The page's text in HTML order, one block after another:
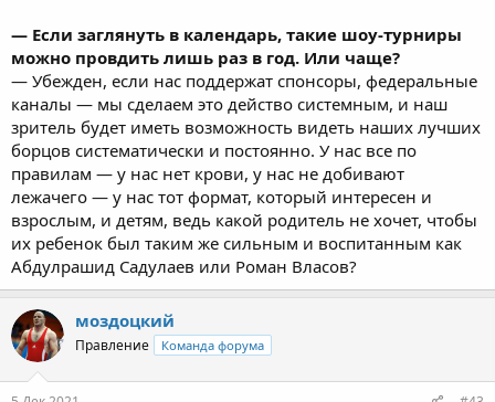
— Если заглянуть в календарь, такие шоу-турниры
можно провдить лишь раз в год. Или чаще?
— Убежден, если нас поддержат спонсоры, федеральные
каналы — мы сделаем это действо системным, и наш
зритель будет иметь возможность видеть наших лучших
борцов систематически и постоянно. У нас все по
правилам — у нас нет крови, у нас не добивают
лежачего — у нас тот формат, который интересен и
взрослым, и детям, ведь какой родитель не хочет, чтобы
их ребенок был таким же сильным и воспитанным как
Абдулрашид Садулаев или Роман Власов?
моздоцкий
Правление Команда форума